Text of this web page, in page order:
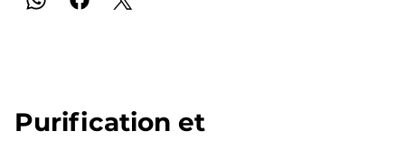
Purification et